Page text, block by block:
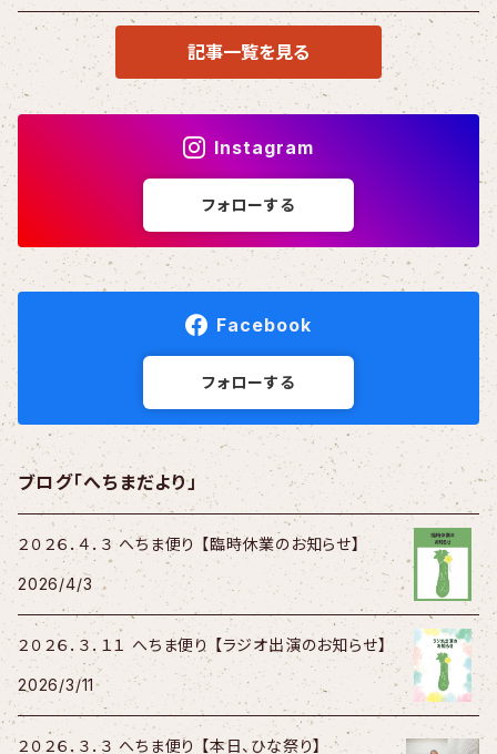
記事一覧を見る
Instagram
フォローする
Facebook
フォローする
ブログ「へちまだより」
２０２６．４．３ へちま便り 【臨時休業のお知らせ】
2026/4/3
２０２６．３．１１ へちま便り 【ラジオ出演のお知らせ】
2026/3/11
２０２６．３．３ へちま便り 【本日、ひな祭り】